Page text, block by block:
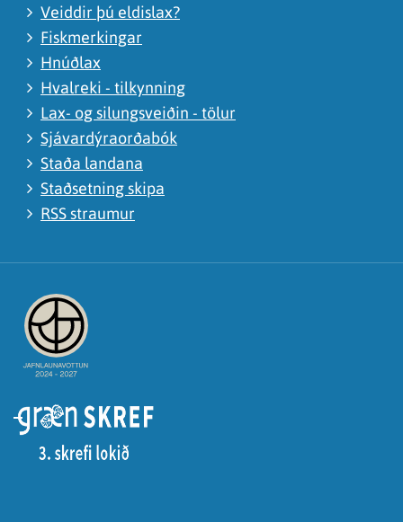
Veiddir þú eldislax?
Fiskmerkingar
Hnúðlax
Hvalreki - tilkynning
Lax- og silungsveiðin - tölur
Sjávardýraorðabók
Staða landana
Staðsetning skipa
RSS straumur